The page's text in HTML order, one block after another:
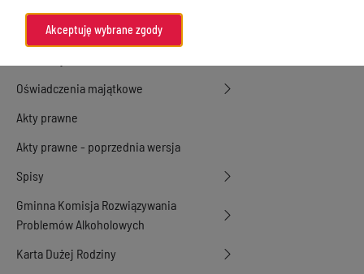
Nieodpłatna pomoc prawna
Oświadczenia majątkowe
Akty prawne
Akty prawne - poprzednia wersja
Spisy
Gminna Komisja Rozwiązywania
Problemów Alkoholowych
Karta Dużej Rodziny
Akceptuję wybrane zgody